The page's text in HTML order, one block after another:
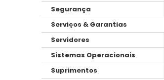
Segurança
Serviços & Garantias
Servidores
Sistemas Operacionais
Suprimentos